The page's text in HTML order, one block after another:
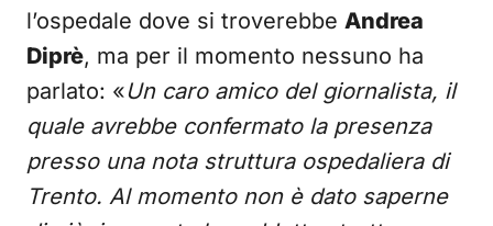
l’ospedale dove si troverebbe Andrea
Diprè, ma per il momento nessuno ha
parlato: «Un caro amico del giornalista, il
quale avrebbe confermato la presenza
presso una nota struttura ospedaliera di
Trento. Al momento non è dato saperne